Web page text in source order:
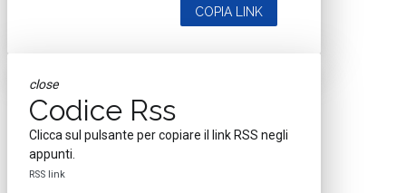
COPIA LINK
close
Codice Rss
Clicca sul pulsante per copiare il link RSS negli
appunti.
RSS link